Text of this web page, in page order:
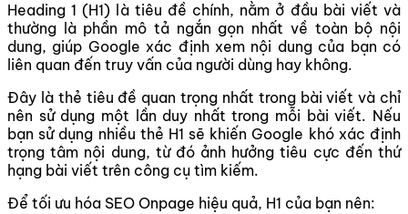
Heading 1 (H1) là tiêu đề chính, nằm ở đầu bài viết và
thường là phần mô tả ngắn gọn nhất về toàn bộ nội
dung, giúp Google xác định xem nội dung của bạn có
liên quan đến truy vấn của người dùng hay không.
Đây là thẻ tiêu đề quan trọng nhất trong bài viết và chỉ
nên sử dụng một lần duy nhất trong mỗi bài viết. Nếu
bạn sử dụng nhiều thẻ H1 sẽ khiến Google khó xác định
trọng tâm nội dung, từ đó ảnh hưởng tiêu cực đến thứ
hạng bài viết trên công cụ tìm kiếm.
Để tối ưu hóa SEO Onpage hiệu quả, H1 của bạn nên: